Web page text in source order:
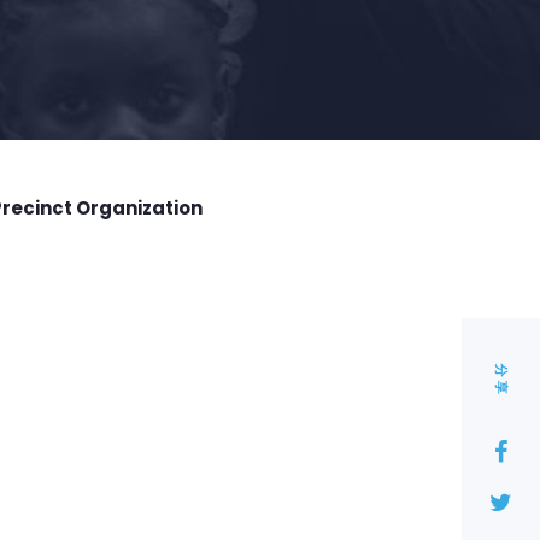
分享
Organization